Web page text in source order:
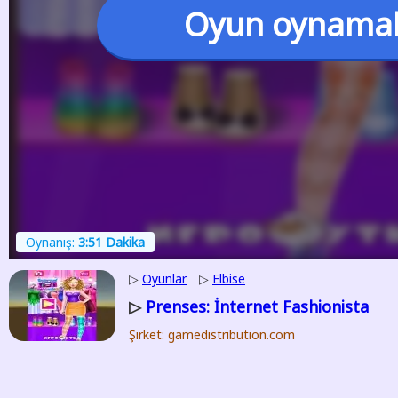
Oyun
Oynanış: 3:51 Dakika
▷ Oyunlar ▷ Elbise
▷ Prenses: İnternet Fashionista
Şirket: gamedistribution.com